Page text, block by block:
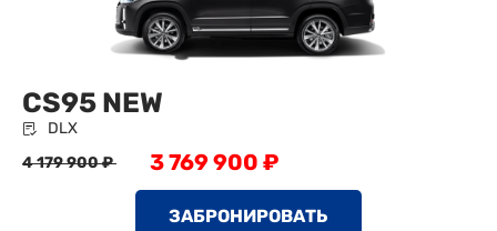
CS95 NEW
DLX
4 179 900 ₽
3 769 900 ₽
ЗАБРОНИРОВАТЬ